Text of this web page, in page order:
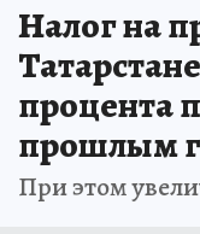
Налог на
процента
прошлым
При этом